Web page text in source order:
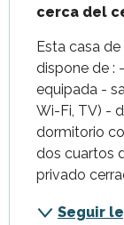
cerca del
Esta casa
dispone de :
equipada -
Wi-Fi, TV) -
dormitorio
dos cuartos
privado
Seguir